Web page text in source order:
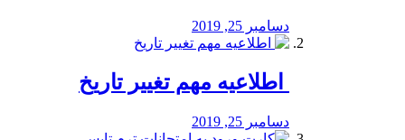
دسامبر 25, 2019
️ اطلاعیه مهم تغییر تاریخ
دسامبر 25, 2019